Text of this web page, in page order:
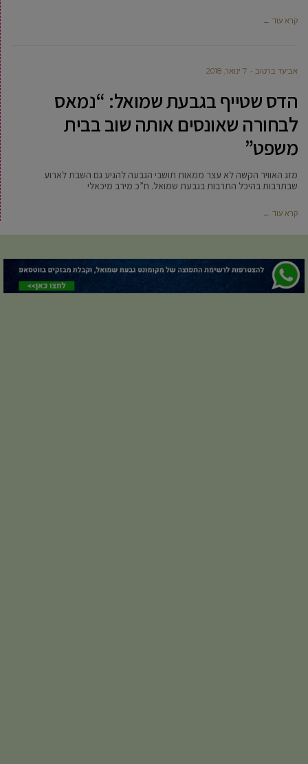
קרא עוד ←
אביעד ברטוב 7 ינואר, 2018
הדס שטייף בגבעת שמואל: “נמאס
לבחורה שאונסים אותה שוב בבית
משפט”
מזג האוויר הקשה לא עצר ממאות תושבי הגבעה להגיע גם השבת לארוע
שבתרבות בהיכל התרבות בגבעת שמואל. ח”כ מירב מיכאלי
קרא עוד ←